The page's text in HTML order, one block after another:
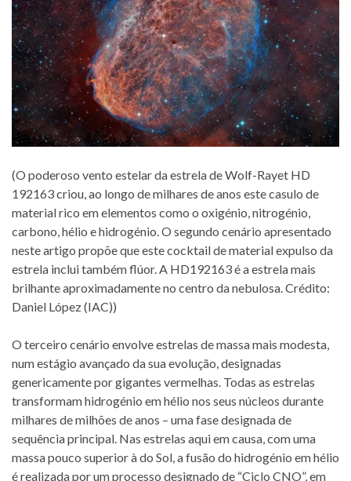
(O poderoso vento estelar da estrela de Wolf-Rayet HD
192163 criou, ao longo de milhares de anos este casulo de
material rico em elementos como o oxigénio, nitrogénio,
carbono, hélio e hidrogénio. O segundo cenário apresentado
neste artigo propõe que este cocktail de material expulso da
estrela inclui também flúor. A HD192163 é a estrela mais
brilhante aproximadamente no centro da nebulosa. Crédito:
Daniel López (IAC))
O terceiro cenário envolve estrelas de massa mais modesta,
num estágio avançado da sua evolução, designadas
genericamente por gigantes vermelhas. Todas as estrelas
transformam hidrogénio em hélio nos seus núcleos durante
milhares de milhões de anos – uma fase designada de
sequência principal. Nas estrelas aqui em causa, com uma
massa pouco superior à do Sol, a fusão do hidrogénio em hélio
é realizada por um processo designado de “Ciclo CNO”, em